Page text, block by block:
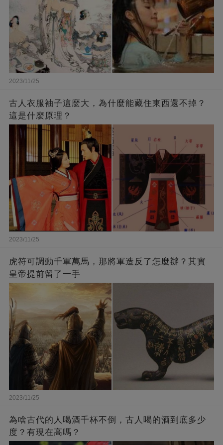
2023/11/25
古人衣服袖子這麼大，為什麼能藏住東西還不掉？
這是什麼原理？
2023/11/25
虎符可調動千軍萬馬，那將軍造反了怎麼辦？其實
皇帝提前留了一手
2023/11/25
為啥古代的人喝酒千杯不倒，古人喝的酒到底多少
度？有現在高嗎？